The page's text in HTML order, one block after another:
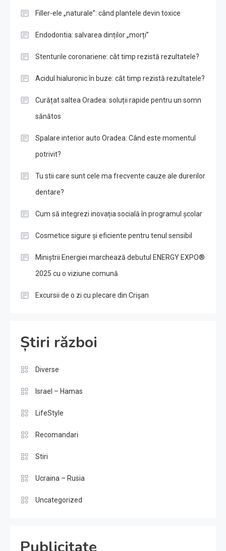
Filler-ele „naturale”: când plantele devin toxice
Endodontia: salvarea dinților „morți”
Stenturile coronariene: cât timp rezistă rezultatele?
Acidul hialuronic în buze: cât timp rezistă rezultatele?
Curățat saltea Oradea: soluții rapide pentru un somn
sănătos
Spalare interior auto Oradea: Când este momentul
potrivit?
Tu stii care sunt cele ma frecvente cauze ale durerilor
dentare?
Cum să integrezi inovația socială în programul școlar
Cosmetice sigure și eficiente pentru tenul sensibil
Miniștrii Energiei marchează debutul ENERGY EXPO®
2025 cu o viziune comună
Excursii de o zi cu plecare din Crișan
Știri război
Diverse
Israel – Hamas
LifeStyle
Recomandari
Stiri
Ucraina – Rusia
Uncategorized